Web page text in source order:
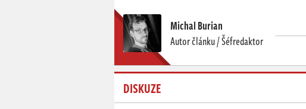
Michal Burian
Autor článku / Šéfredaktor
DISKUZE